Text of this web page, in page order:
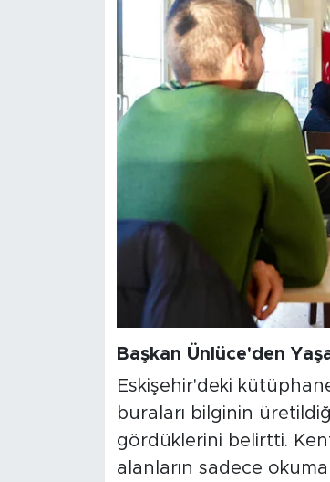
Başkan Ünlüce'den
Eskişehir'deki
buraları bilginin
gördüklerini belirtti.
alanların sadece